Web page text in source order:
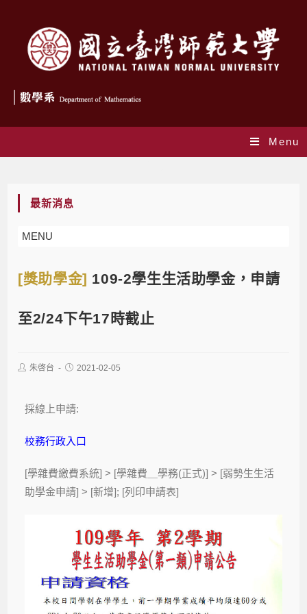
Menu
最新消息
MENU
[獎助學金] 109-2學生生活助學金，申請
至2/24下午17時截止
朱啓台 2021-02-05
採線上申請:
校務行政入口
[學雜費繳費系統] > [學雜費＿學務(正式)] > [弱勢生生活
助學金申請] > [新增]; [列印申請表]